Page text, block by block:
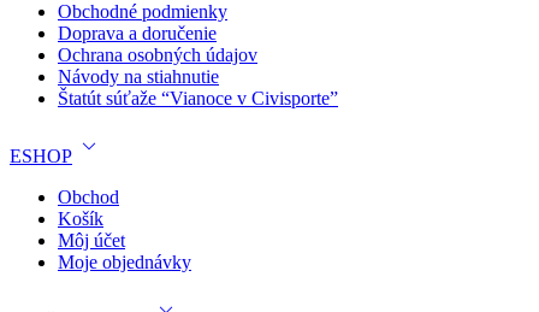
Obchodné podmienky
Doprava a doručenie
Ochrana osobných údajov
Návody na stiahnutie
Štatút súťaže “Vianoce v Civisporte”
ESHOP
Obchod
Košík
Môj účet
Moje objednávky